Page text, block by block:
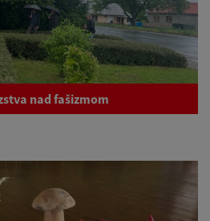
nad fašizmom